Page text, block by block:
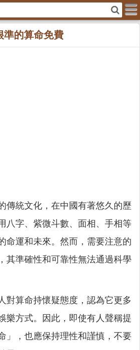
準的算命免費
傳統文化，在中國有著悠久的歷
八字、紫微斗數、面相、手相等
命運和未來。然而，需要注意的
其準確性和可靠性無法通過科學
對算命持懷疑態度，認為它更多
樂方式。因此，即使有人聲稱提
」，也應保持理性和謹慎，不要